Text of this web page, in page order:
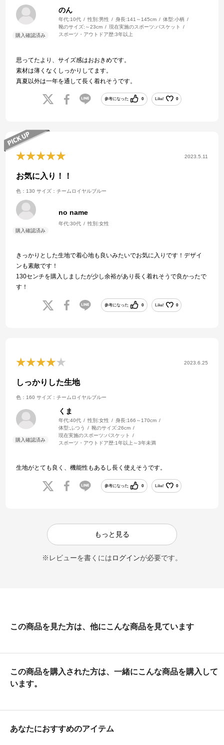
のん
年代:10代 性別:男性 身長:141～145cm 体型:小柄
靴のサイズ: ～23cm 現在実施のスポーツ:バスケット
スポーツ・アウトドア歴:3年以上
思ってたより、サイズ感はおおきめです。
素材は薄くなくしっかりしてます。
真夏以外は一年を通して長く着れそうです。
参考になった 0 Like! 0
2023.5.11
お気に入り！！
色：130 サイズ：チームロイヤルブルー
no name
年代:30代 性別:女性
きっかりとした生地で着心地も良いみたいでお気に入りです！デザイ
ンも素敵です！
130センチを購入しましたが少し余裕があり長く着れそうで良かったで
す！
参考になった 0 Like! 0
2023.6.25
しっかりした生地
色：160 サイズ：チームロイヤルブルー
くま
年代:40代 性別:女性 身長:166～170cm
体型:ふつう 靴のサイズ:26cm
現在実施のスポーツ:バスケット
スポーツ・アウトドア歴:1年以上～3年未満
生地がとても良く、機能性もあるし長く使えそうです。
参考になった 0 Like! 0
もっと見る
※レビューを書くにはログインが必要です。
この商品を見た方は、他にこんな商品を見ています
この商品を購入された方は、一緒にこんな商品を購入して
います。
あなたにおすすめのアイテム